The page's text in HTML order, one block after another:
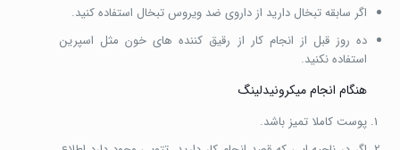
اگر سابقه تبخال دارید از داروی ضد ویروس تبخال استفاده کنید.
ده روز قبل از انجام کار از رقیق کننده های خون مثل اسپرین
استفاده نکنید.
هنگام انجام میکرونیدلینگ
پوست کاملا تمیز باشد.